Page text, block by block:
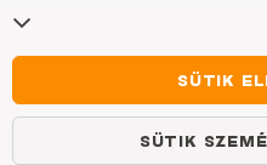
nyomkövetőket az eszközén. Az
hónapig őrizzük meg. A
és egyéb nyomkövetőkoldalon.
sütik vagy más nyomkövetők
folytatja. A sütik elutasítása nem
igénybe vételét AD TYRES.
SÜTIK
SÜTIK